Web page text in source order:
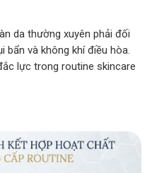
da thường xuyên phải đối
bẩn và không khí điều hòa.
lực trong routine skincare